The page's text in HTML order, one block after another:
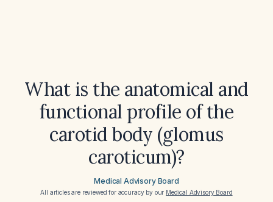
What is the anatomical and
functional profile of the
carotid body (glomus
caroticum)?
Medical Advisory Board
All articles are reviewed for accuracy by our Medical Advisory Board